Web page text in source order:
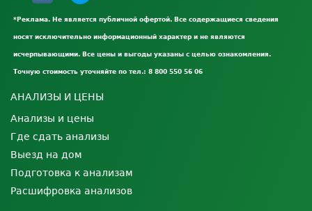
*Реклама. Не является публичной офертой. Все содержащиеся сведения
носят исключительно информационный характер и не являются
исчерпывающими. Все цены и выгоды указаны с целью ознакомления.
Точную стоимость уточняйте по тел.: 8 800 550 56 06
АНАЛИЗЫ И ЦЕНЫ
Анализы и цены
Где сдать анализы
Выезд на дом
Подготовка к анализам
Расшифровка анализов